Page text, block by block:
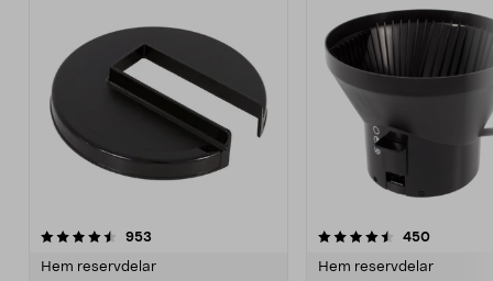
953
Hem reservdelar
4.5 av 5 stjärnor 450
Hem reservdelar
4.5 av 5 stjärnor